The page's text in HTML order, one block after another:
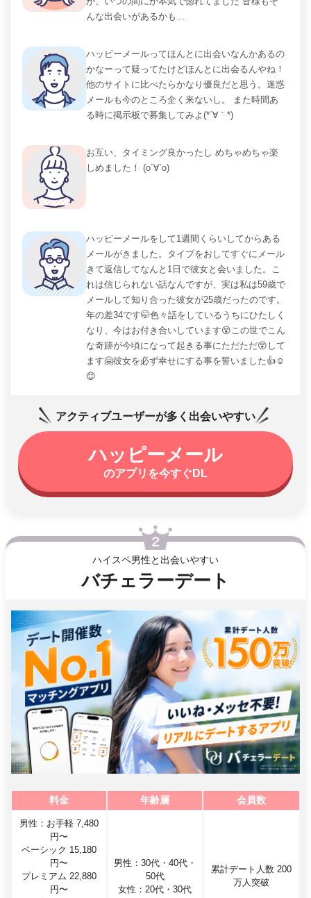
んな出会いがあるかも…
ハッピーメールってほんとに出会いなんかあるの
かなーって疑ってたけどほんとに出会るんやね！
他のサイトに比べたらかなり優良だと思う。迷惑
メールも今のところ全く来ないし。 また時間あ
る時に掲示板で募集してみよ(*´∀｀*)
お互い、タイミング良かったし めちゃめちゃ楽
しめました！ (о´∀`о)
ハッピーメールをして1週間くらいしてからある
メールがきました。タイプをおしてすぐにメール
きて返信してなんと1日で彼女と会いました。こ
れは信じられない話なんですが、実は私は59歳で
メールして知り合った彼女が25歳だったのです。
年の差34です🤭色々話をしているうちにひたしく
なり、今はお付き合いしています😵この世でこん
な奇跡が今頃になって起きる事にただただ😵して
ます🤗彼女を必ず幸せにする事を誓いました👍☺️
😊
アクティブユーザーが多く出会いやすい
ハッピーメール
のアプリを今すぐDL
ハイスペ男性と出会いやすい
バチェラーデート
料金 年齢層 会員数
男性：お手軽 7,480
円〜
ベーシック 15,180
円〜
プレミアム 22,880
円〜
男性：30代・40代・
50代
女性：20代・30代
累計デート人数 200
万人突破